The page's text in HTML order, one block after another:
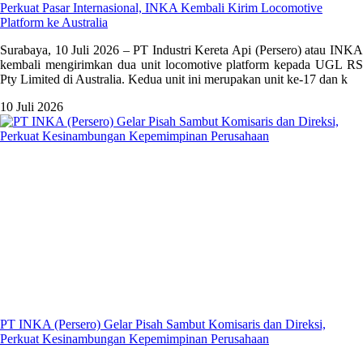
Perkuat Pasar Internasional, INKA Kembali Kirim Locomotive
Platform ke Australia
Surabaya, 10 Juli 2026 – PT Industri Kereta Api (Persero) atau INKA
kembali mengirimkan dua unit locomotive platform kepada UGL RS
Pty Limited di Australia. Kedua unit ini merupakan unit ke-17 dan k
10 Juli 2026
PT INKA (Persero) Gelar Pisah Sambut Komisaris dan Direksi,
Perkuat Kesinambungan Kepemimpinan Perusahaan